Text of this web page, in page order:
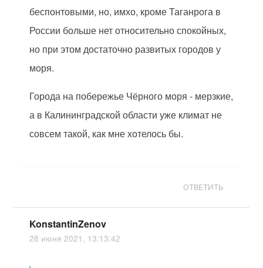
беспонтовыми, но, имхо, кроме Таганрога в
России больше нет относительно спокойных,
но при этом достаточно развитых городов у
моря.
Города на побережье Чёрного моря - мерзкие,
а в Калининградской области уже климат не
совсем такой, как мне хотелось бы.
ОТВЕТИТЬ
KonstantinZenov
28 июня 2021, 13:13:42